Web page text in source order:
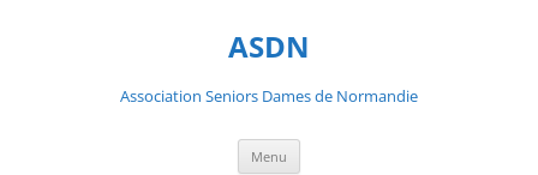
ASDN
Association Seniors Dames de Normandie
Menu